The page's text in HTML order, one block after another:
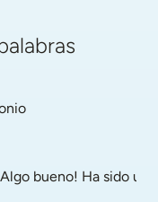
bueno! Ha sido un